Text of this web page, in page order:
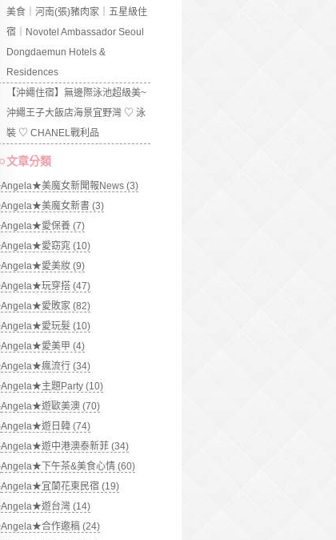
美食｜河南(張)豬肉家｜五星級住
宿｜Novotel Ambassador Seoul
Dongdaemun Hotels &
Residences
【沖繩住宿】無邊際泳池超級美~
沖繩王子大飯店海景宜野灣 ♡ 泳
裝 ♡ CHANEL戰利品
文章分類
Angela★美魔女新聞報News (3)
Angela★美魔女新書 (3)
Angela★愛保養 (7)
Angela★愛窈窕 (10)
Angela★愛美妝 (9)
Angela★玩穿搭 (47)
Angela★愛敗家 (82)
Angela★愛玩髮 (10)
Angela★愛美甲 (4)
Angela★瘋流行 (34)
Angela★主題Party (10)
Angela★遊歐美澳 (70)
Angela★遊日韓 (74)
Angela★遊中港澳泰新菲 (34)
Angela★下午茶&美食心情 (60)
Angela★宜蘭花東民宿 (19)
Angela★遊台灣 (14)
Angela★合作邀稿 (24)